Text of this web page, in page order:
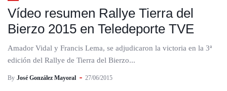
Vídeo resumen Rallye Tierra del
Bierzo 2015 en Teledeporte TVE
Amador Vidal y Francis Lema, se adjudicaron la victoria en la 3ª
edición del Rallye de Tierra del Bierzo...
By José González Mayoral 27/06/2015